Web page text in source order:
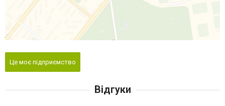
Це моє підприємство
Відгуки